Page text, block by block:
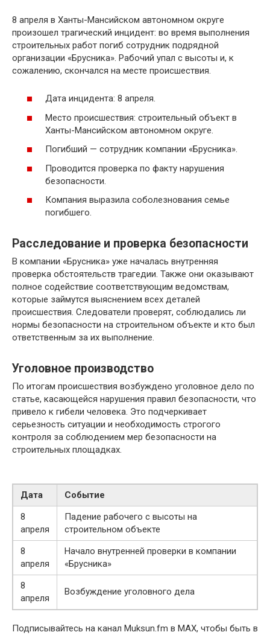
8 апреля в Ханты-Мансийском автономном округе
произошел трагический инцидент: во время выполнения
строительных работ погиб сотрудник подрядной
организации «Брусника». Рабочий упал с высоты и, к
сожалению, скончался на месте происшествия.
Дата инцидента: 8 апреля.
Место происшествия: строительный объект в
Ханты-Мансийском автономном округе.
Погибший — сотрудник компании «Брусника».
Проводится проверка по факту нарушения
безопасности.
Компания выразила соболезнования семье
погибшего.
Расследование и проверка безопасности
В компании «Брусника» уже началась внутренняя
проверка обстоятельств трагедии. Также они оказывают
полное содействие соответствующим ведомствам,
которые займутся выяснением всех деталей
происшествия. Следователи проверят, соблюдались ли
нормы безопасности на строительном объекте и кто был
ответственным за их выполнение.
Уголовное производство
По итогам происшествия возбуждено уголовное дело по
статье, касающейся нарушения правил безопасности, что
привело к гибели человека. Это подчеркивает
серьезность ситуации и необходимость строгого
контроля за соблюдением мер безопасности на
строительных площадках.
Дата
Событие
8
апреля
Падение рабочего с высоты на
строительном объекте
8
апреля
Начало внутренней проверки в компании
«Брусника»
8
апреля
Возбуждение уголовного дела
Подписывайтесь на канал Muksun.fm в MAX, чтобы быть в